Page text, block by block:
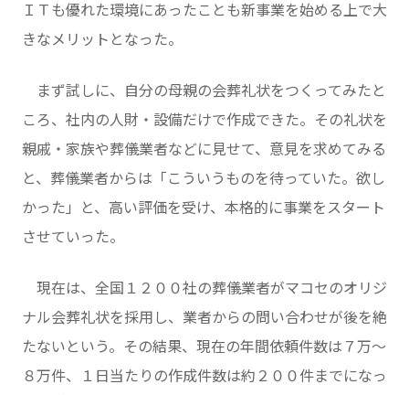
ＩＴも優れた環境にあったことも新事業を始める上で大
きなメリットとなった。
まず試しに、自分の母親の会葬礼状をつくってみたと
ころ、社内の人財・設備だけで作成できた。その礼状を
親戚・家族や葬儀業者などに見せて、意見を求めてみる
と、葬儀業者からは「こういうものを待っていた。欲し
かった」と、高い評価を受け、本格的に事業をスタート
させていった。
現在は、全国１２００社の葬儀業者がマコセのオリジ
ナル会葬礼状を採用し、業者からの問い合わせが後を絶
たないという。その結果、現在の年間依頼件数は７万～
８万件、１日当たりの作成件数は約２００件までになっ